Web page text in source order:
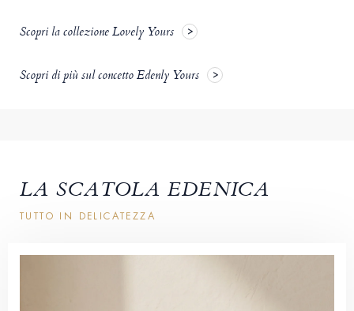
Scopri la collezione Lovely Yours
Scopri di più sul concetto Edenly Yours
LA SCATOLA EDENICA
TUTTO IN DELICATEZZA